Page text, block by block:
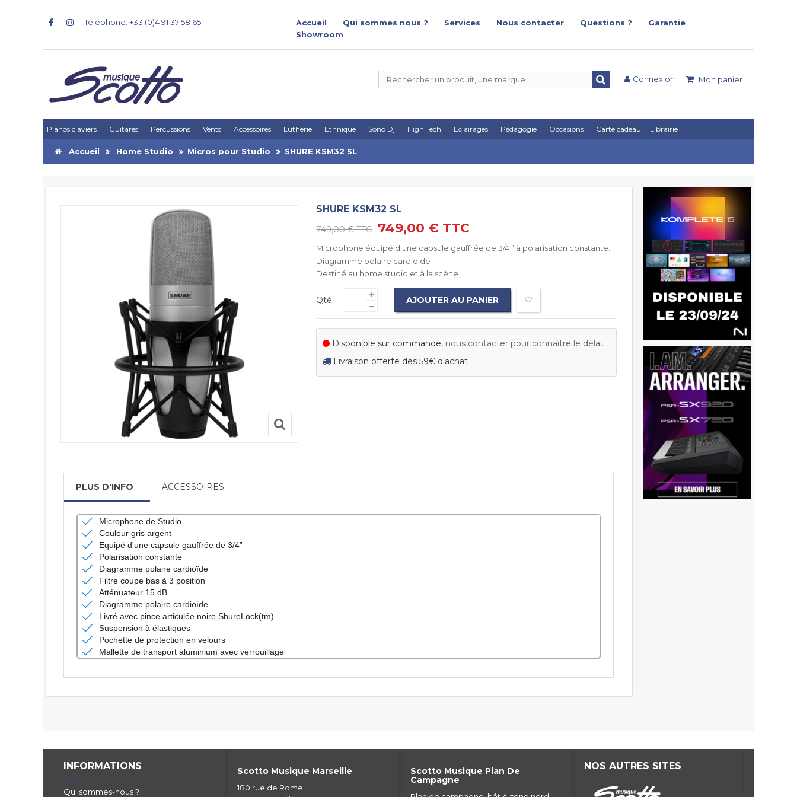
Téléphone: +33 (0)4 91 37 58 65 Accueil Qui sommes nous ? Services Nous contacter Questions ?
Garantie
Showroom
Mon panier
Connexion
Pianos claviers Guitares Percussions Vents Accessoires Lutherie Ethnique Sono Dj High Tech Eclairages Pédagogie Occasions Carte cadeau Librairie
Accueil Home Studio Micros pour Studio SHURE KSM32 SL
SHURE KSM32 SL
749,00 €TTC 749,00 € TTC
Microphone équipé d'une capsule gauffrée de 3/4 ” à polarisation constante.
Diagramme polaire cardioïde
Destiné au home studio et à la scène.
Qté: AJOUTER AU PANIER
Disponible sur commande, nous contacter pour connaître le délai.
Livraison offerte dès 59€ d'achat
PLUS D'INFO ACCESSOIRES
Microphone de Studio
Couleur gris argent
Equipé d'une capsule gauffrée de 3/4”
Polarisation constante
Diagramme polaire cardioïde
Filtre coupe bas à 3 position
Atténuateur 15 dB
Diagramme polaire cardioïde
Livré avec pince articulée noire ShureLock(tm)
Suspension à élastiques
Pochette de protection en velours
Mallette de transport aluminium avec verrouillage
INFORMATIONS
Qui sommes-nous ?
Scotto Musique Marseille
180 rue de Rome
Scotto Musique Plan De
Campagne
NOS AUTRES SITES